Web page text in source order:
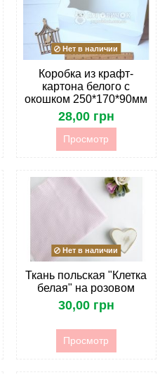
Нет в наличии
Коробка из крафт-
картона белого с
окошком 250*170*90мм
28,00 грн
Просмотр
Нет в наличии
Ткань польская "Клетка
белая" на розовом
30,00 грн
Просмотр